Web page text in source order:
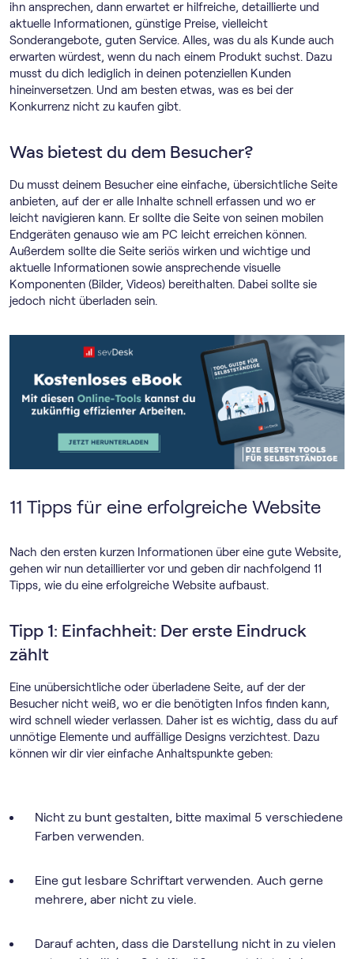
ihn ansprechen, dann erwartet er hilfreiche, detaillierte und
aktuelle Informationen, günstige Preise, vielleicht
Sonderangebote, guten Service. Alles, was du als Kunde auch
erwarten würdest, wenn du nach einem Produkt suchst. Dazu
musst du dich lediglich in deinen potenziellen Kunden
hineinversetzen. Und am besten etwas, was es bei der
Konkurrenz nicht zu kaufen gibt.
Was bietest du dem Besucher?
Du musst deinem Besucher eine einfache, übersichtliche Seite
anbieten, auf der er alle Inhalte schnell erfassen und wo er
leicht navigieren kann. Er sollte die Seite von seinen mobilen
Endgeräten genauso wie am PC leicht erreichen können.
Außerdem sollte die Seite seriös wirken und wichtige und
aktuelle Informationen sowie ansprechende visuelle
Komponenten (Bilder, Videos) bereithalten. Dabei sollte sie
jedoch nicht überladen sein.
11 Tipps für eine erfolgreiche Website
Nach den ersten kurzen Informationen über eine gute Website,
gehen wir nun detaillierter vor und geben dir nachfolgend 11
Tipps, wie du eine erfolgreiche Website aufbaust.
Tipp 1: Einfachheit: Der erste Eindruck
zählt
Eine unübersichtliche oder überladene Seite, auf der der
Besucher nicht weiß, wo er die benötigten Infos finden kann,
wird schnell wieder verlassen. Daher ist es wichtig, dass du auf
unnötige Elemente und auffällige Designs verzichtest. Dazu
können wir dir vier einfache Anhaltspunkte geben:
Nicht zu bunt gestalten, bitte maximal 5 verschiedene
Farben verwenden.
Eine gut lesbare Schriftart verwenden. Auch gerne
mehrere, aber nicht zu viele.
Darauf achten, dass die Darstellung nicht in zu vielen